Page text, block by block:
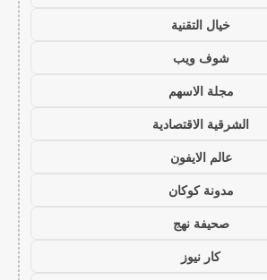
خيال التقنية
شوف ويب
مجلة الاسهم
الشرقية الاقتصادية
عالم الايفون
مدونة كوكان
صحيفة نهج
كار نيوز